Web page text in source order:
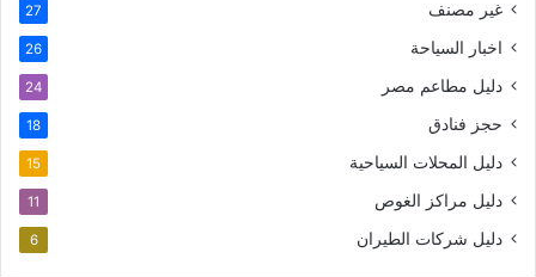
غير مصنف 27
اخبار السياحة 26
دليل مطاعم مصر 24
حجز فنادق 18
دليل المحلات السياحية 15
دليل مراكز الغوص 11
دليل شركات الطيران 6